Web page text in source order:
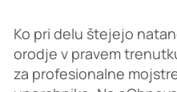
Ko pri delu štejejo
orodje v pravem
za profesionalne